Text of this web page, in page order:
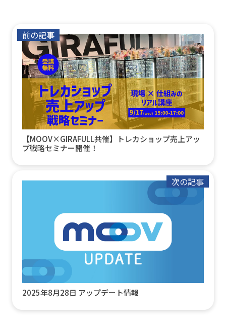
【MOOV×GIRAFULL共催】トレカショップ売上アッ
プ戦略セミナー開催！
前の記事
2025年8月28日 アップデート情報
次の記事